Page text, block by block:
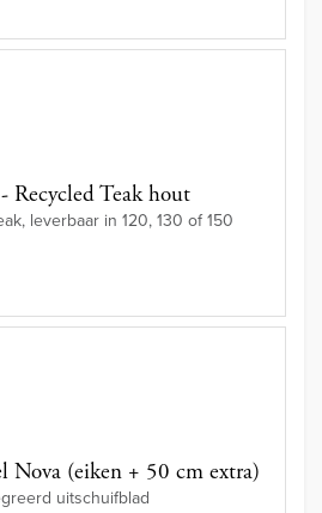
Recycled Teak hout
leverbaar in 120, 130 of 150
Nova (eiken + 50 cm extra)
uitschuifblad